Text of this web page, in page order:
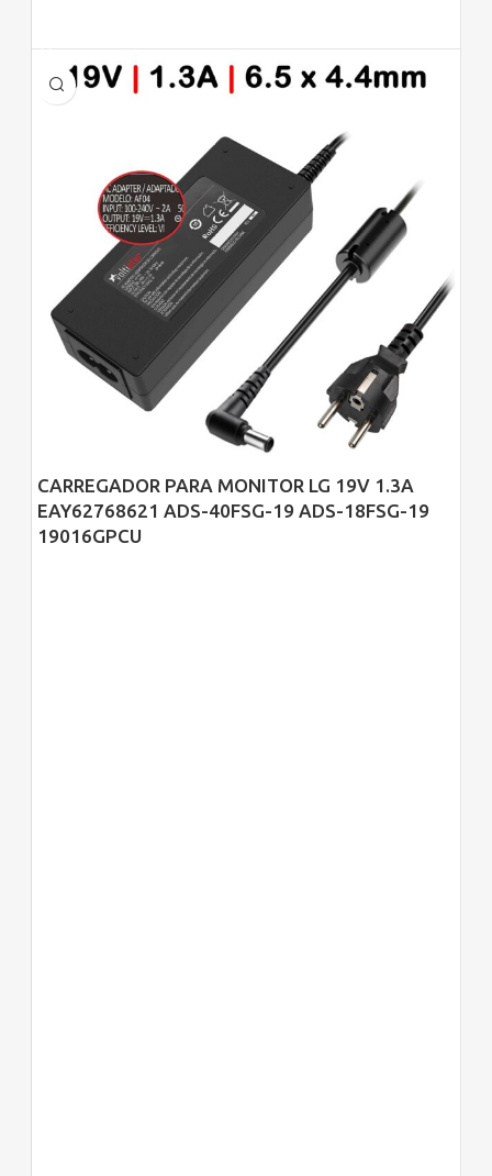
CARREGADOR PARA MONITOR LG 19V 1.3A
EAY62768621 ADS-40FSG-19 ADS-18FSG-19
19016GPCU